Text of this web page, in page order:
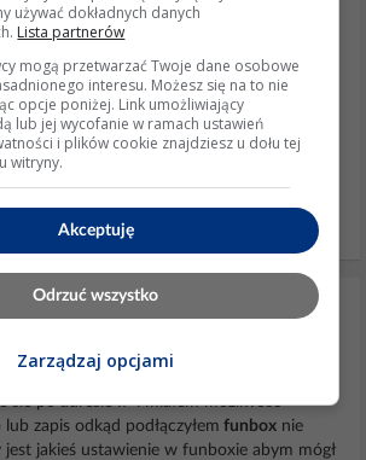
że posiadamorangefunbox 80mb/s.
pokoii i jest słaby zasięg. Posiadam
chciałbym go podłączyć do
laptop wykrywa pentagrama ale nie
2820
- brak dostępu do
monitoringu po IP
funboxem
sie po adresie IP i miałem możliwość
zapis odkąd podłączyłem funbox nie
jest jakieś ustawienie w funboxie abym mógł
używać dokładnych danych
Lista partnerów
mogą przetwarzać Twoje dane osobowe
interesu. Możesz się na to nie
opcje poniżej. Link umożliwiający
lub jej wycofanie w ramach ustawień
i plików cookie znajdziesz u dołu tej
witryny.
Akceptuję
Odrzuć wszystko
Zarządzaj opcjami